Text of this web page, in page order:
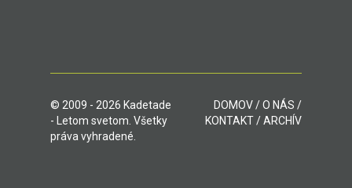
© 2009 - 2026 Kadetade
- Letom svetom. Všetky
práva vyhradené.
DOMOV/O NÁS /
KONTAKT/ARCHÍV